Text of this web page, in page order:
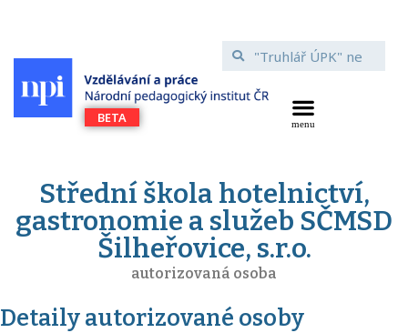
Střední škola hotelnictví,
gastronomie a služeb SČMSD
Šilheřovice, s.r.o.
autorizovaná osoba
Detaily autorizované osoby